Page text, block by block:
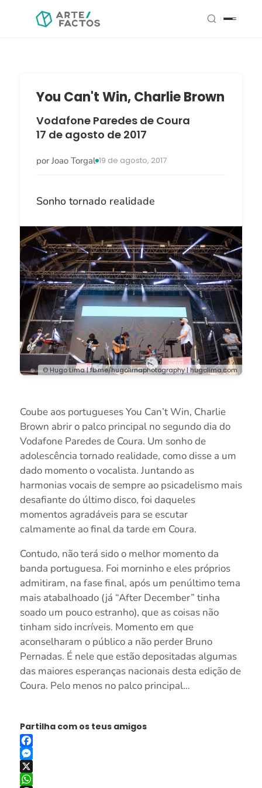
You Can't Win, Charlie Brown
Vodafone Paredes de Coura
17 de agosto de 2017
por Joao Torgal 19 de agosto, 2017
Sonho tornado realidade
© Hugo Lima | fb.me/hugolimaphotography | hugolima.com
Coube aos portugueses You Can’t Win, Charlie
Brown abrir o palco principal no segundo dia do
Vodafone Paredes de Coura. Um sonho de
adolescência tornado realidade, como disse a um
dado momento o vocalista. Juntando as
harmonias vocais de sempre ao psicadelismo mais
desafiante do último disco, foi daqueles
momentos agradáveis para se escutar
calmamente ao final da tarde em Coura.
Contudo, não terá sido o melhor momento da
banda portuguesa. Foi morninho e eles próprios
admitiram, na fase final, após um penúltimo tema
mais atabalhoado (já “After December” tinha
soado um pouco estranho), que as coisas não
tinham sido incríveis. Momento em que
aconselharam o público a não perder Bruno
Pernadas. É nele que estão depositadas algumas
das maiores esperanças nacionais desta edição de
Coura. Pelo menos no palco principal…
Partilha com os teus amigos
Facebook
Messenger
X